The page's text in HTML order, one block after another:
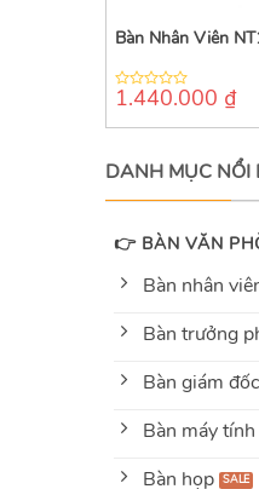
Bàn Nhân Viên
0
of
1.440.000 ₫
DANH MỤC NỔI
👉 BÀN VĂN
Bàn nhân
Bàn trưởng
Bàn giám đốc
Bàn máy tính
Bàn họp